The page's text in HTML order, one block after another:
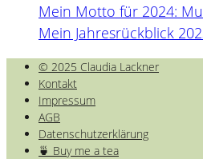
Mein Motto für 2024:
Mein Jahresrückblick
© 2025 Claudia Lackner
Kontakt
Impressum
AGB
Datenschutzerklärung
🍵 Buy me a tea